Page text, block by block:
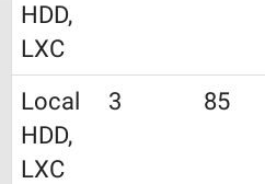
HDD,
LXC
Local
HDD,
LXC
3 85